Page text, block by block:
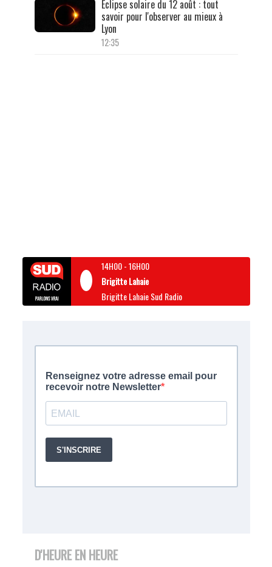
Éclipse solaire du 12 août : tout
savoir pour l'observer au mieux à
Lyon
12:35
14H00-16H00
Brigitte Lahaie
Brigitte Lahaie Sud Radio
D'HEURE EN HEURE